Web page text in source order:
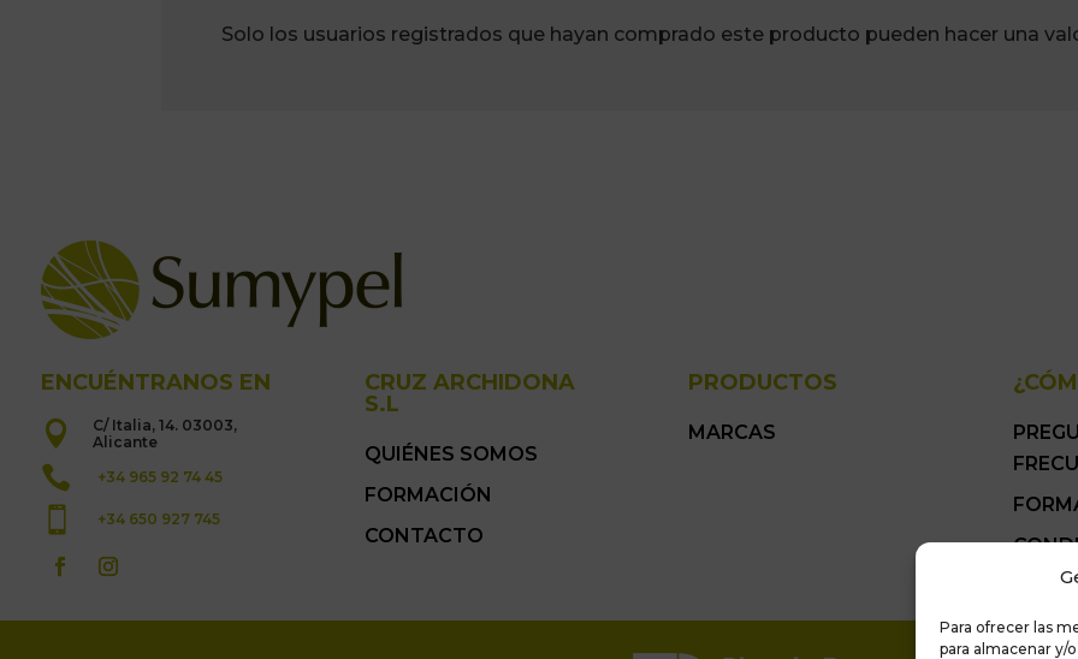
Para ofrecer las
para almacenar y/
Solo los usuarios registrados que hayan comprado este producto pueden hacer una
ENCUÉNTRANOS EN

C/ Italia, 14. 03003,
Alicante
 +34 965 92 74 45
 +34 650 927 745
CRUZ ARCHIDONA
S.L
QUIÉNES SOMOS
FORMACIÓN
CONTACTO
PRODUCTOS
MARCAS